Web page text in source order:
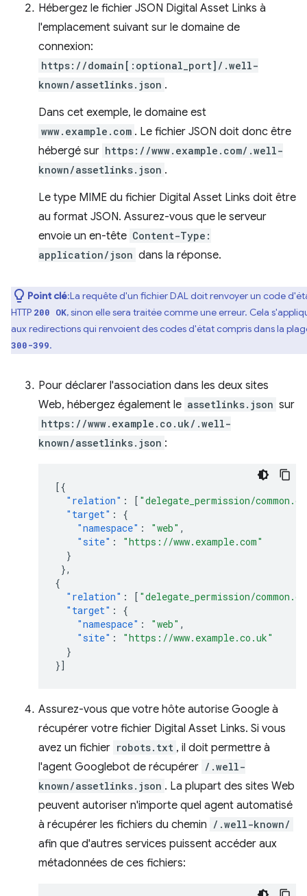
Hébergez le fichier JSON Digital Asset Links à
l'emplacement suivant sur le domaine de
connexion:
https://domain[:optional_port]/.well-
known/assetlinks.json .
Dans cet exemple, le domaine est
www.example.com . Le fichier JSON doit donc être
hébergé sur https://www.example.com/.well-
known/assetlinks.json .
Le type MIME du fichier Digital Asset Links doit être
au format JSON. Assurez-vous que le serveur
envoie un en-tête Content-Type:
application/json dans la réponse.
Point clé:La requête d'un fichier DAL doit renvoyer un code
HTTP 200 OK, sinon elle sera traitée comme une erreur. Cela
aux redirections qui renvoient des codes d'état compris dans la
300-399.
Pour déclarer l'association dans les deux sites
Web, hébergez également le assetlinks.json sur
https://www.example.co.uk/.well-
known/assetlinks.json :
[{
"relation" : [ "delegate_permission/
"target" :
{
"namespace" : "web" ,
"site" :
"https://www.example.com"
}
},
{
"relation" : [ "delegate_permission/
"target" :
{
"namespace" : "web" ,
"site" :
"https://www.example.co.uk"
}
}]
Assurez-vous que votre hôte autorise Google à
récupérer votre fichier Digital Asset Links. Si vous
avez un fichier robots.txt , il doit permettre à
l'agent Googlebot de récupérer /.well-
known/assetlinks.json . La plupart des sites Web
peuvent autoriser n'importe quel agent automatisé
à récupérer les fichiers du chemin /.well-known/
afin que d'autres services puissent accéder aux
métadonnées de ces fichiers: